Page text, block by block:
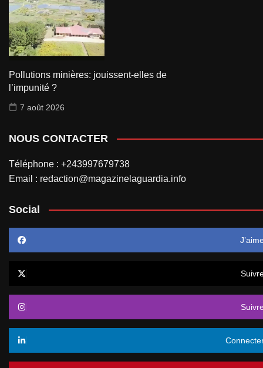
Pollutions minières: jouissent-elles de
l’impunité ?
7 août 2026
NOUS CONTACTER
Téléphone : +243997679738
Email : redaction@magazinelaguardia.info
Social